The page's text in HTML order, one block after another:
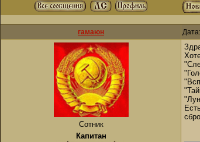
гамаюн
Сотник
Капитан